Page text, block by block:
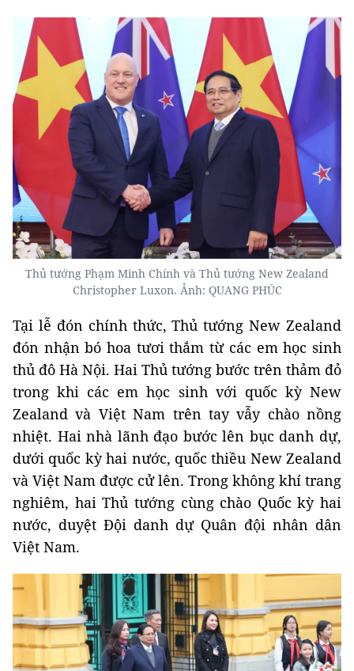
Thủ tướng Phạm Minh Chính và Thủ tướng New Zealand
Christopher Luxon. Ảnh: QUANG PHÚC
Tại lễ đón chính thức, Thủ tướng New Zealand
đón nhận bó hoa tươi thắm từ các em học sinh
thủ đô Hà Nội. Hai Thủ tướng bước trên thảm đỏ
trong khi các em học sinh với quốc kỳ New
Zealand và Việt Nam trên tay vẫy chào nồng
nhiệt. Hai nhà lãnh đạo bước lên bục danh dự,
dưới quốc kỳ hai nước, quốc thiều New Zealand
và Việt Nam được cử lên. Trong không khí trang
nghiêm, hai Thủ tướng cùng chào Quốc kỳ hai
nước, duyệt Đội danh dự Quân đội nhân dân
Việt Nam.